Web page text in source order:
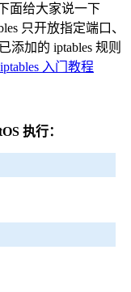
面给大家说一下
只开放指定端口、
添加的 iptables 规则
执行：